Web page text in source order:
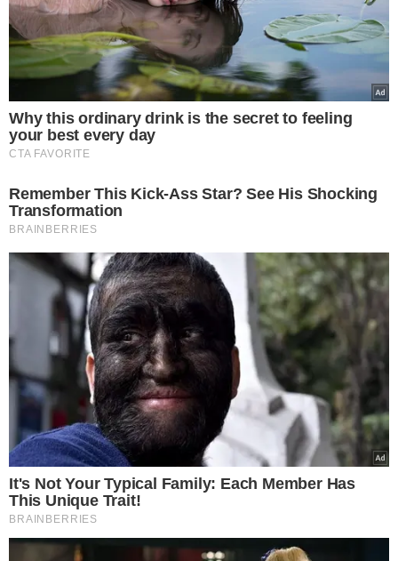
REABILITAÇÃO REGIME ABERTO
CASO ISABELLA
PROGRESSÃO DE PENA
VEJA TAMBÉM
TENSÃO
Donald Trump e
secretário de Guerra
batem boca por falta de
mísseis, diz jornal